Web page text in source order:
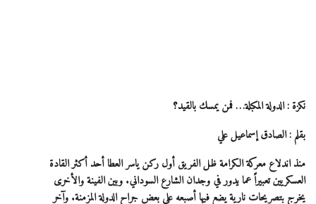
نكزة : الدولة المكبلة… فمن يمسك بالقيد؟
بقلم : الصادق إسماعيل علي
منذ اندلاع معركة الكرامة ظل الفريق أول ركن ياسر العطا أحد أكثر القادة
العسكريين تعبيراً عما يدور في وجدان الشارع السوداني. وبين الفينة والأخرى
يخرج بتصريحات نارية يضع فيها أصبعه على بعض جراح الدولة المزمنة. وآخر